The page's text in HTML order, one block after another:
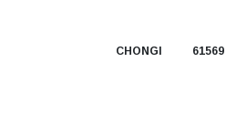
CHONGI 61569